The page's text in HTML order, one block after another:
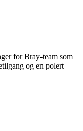
for Bray-team som
og en polert